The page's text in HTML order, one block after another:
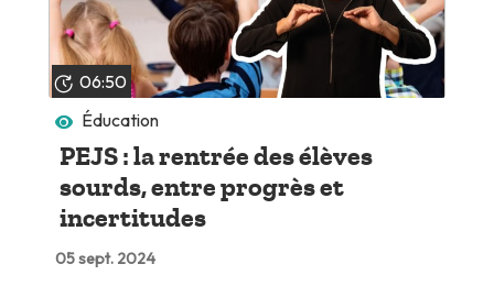
06:50
Éducation
PEJS : la rentrée des élèves
sourds, entre progrès et
incertitudes
05 sept. 2024